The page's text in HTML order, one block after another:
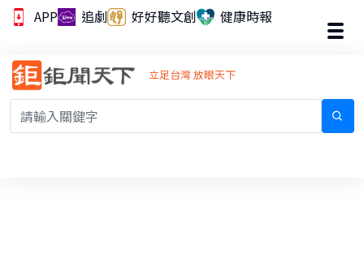
APP 追劇 好好聽文創 健康時報
立足台灣 放眼天下